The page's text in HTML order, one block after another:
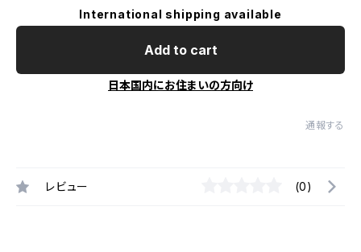
International shipping available
Add to cart
日本国内にお住まいの方向け
通報する
レビュー (0)